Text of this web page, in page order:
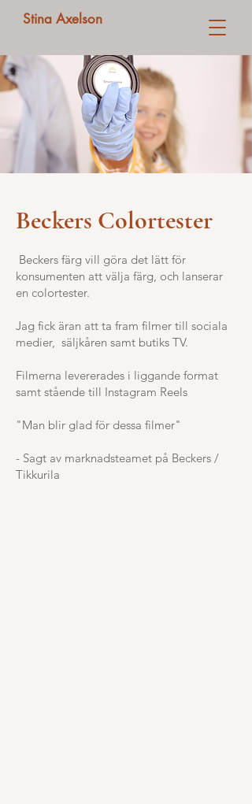
Stina Axelson
Beckers Colortester
Beckers färg vill göra det lätt för
konsumenten att välja färg, och lanserar
en colortester.
Jag fick äran att ta fram filmer till sociala
medier, säljkåren samt butiks TV.
Filmerna levererades i liggande format
samt stående till Instagram Reels
"Man blir glad för dessa filmer"
- Sagt av marknadsteamet på Beckers /
Tikkurila